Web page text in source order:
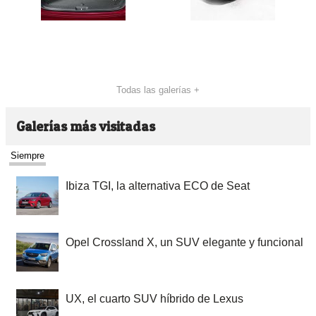
Todas las galerías +
Galerías más visitadas
Siempre
Ibiza TGI, la alternativa ECO de Seat
Opel Crossland X, un SUV elegante y funcional
UX, el cuarto SUV híbrido de Lexus